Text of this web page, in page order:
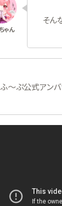
そん
ふ〜ぷ公式アン